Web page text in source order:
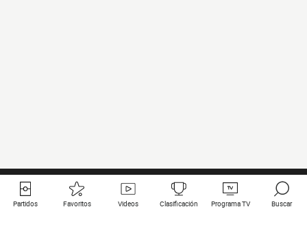
Partidos Favoritos Videos Clasificación Programa TV Buscar